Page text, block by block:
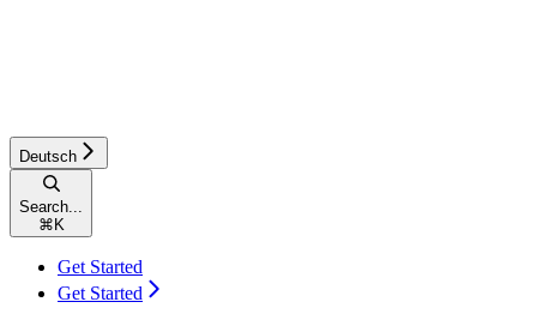
Deutsch
Search...
⌘ K
Get Started
Get Started